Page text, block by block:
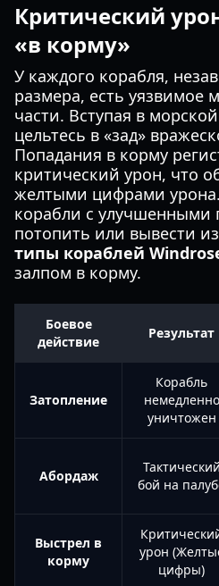
Критический
«в корму»
У каждого корабля,
размера, есть уязвимое
части. Вступая в
цельтесь в «зад»
Попадания в корму
критический урон, что
желтыми цифрами
корабли с улучшенными
потопить или вывести
типы кораблей
залпом в корму.
Боевое
действие
Результат
Затопление
Корабль
немедленно
уничтожен
Абордаж
Тактический
бой на
Выстрел в
корму
урон
цифры)